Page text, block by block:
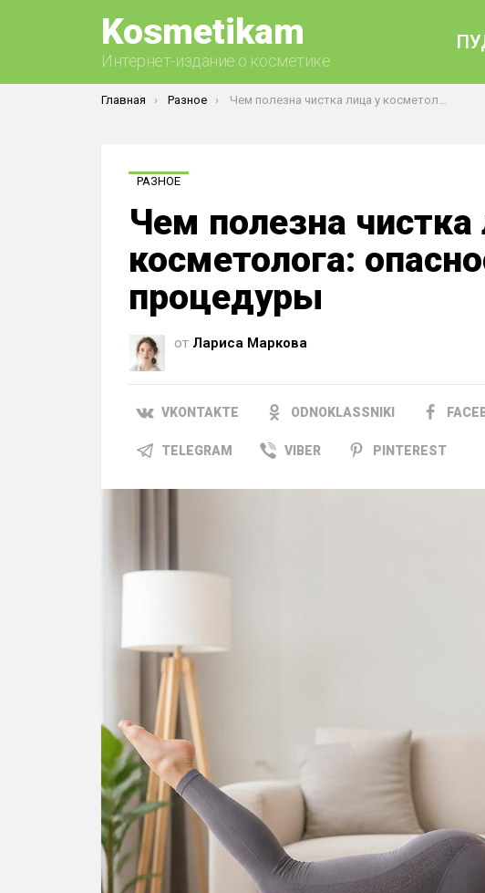
Kosmetikam
Интернет-издание о косметике
Вы здесь:
Главная Разное Чем полезна чистка лица у косметолога: опасности процедуры
РАЗНОЕ
Чем полезна чистка
косметолога:
процедуры
от Лариса Маркова
VKONTAKTE ODNOKLASSNIKI
TELEGRAM VIBER PINTEREST